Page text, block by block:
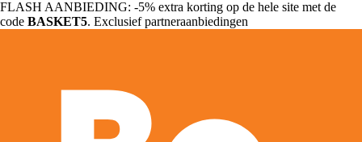
FLASH AANBIEDING: -5% extra korting op de hele site met de
code BASKET5. Exclusief partneraanbiedingen